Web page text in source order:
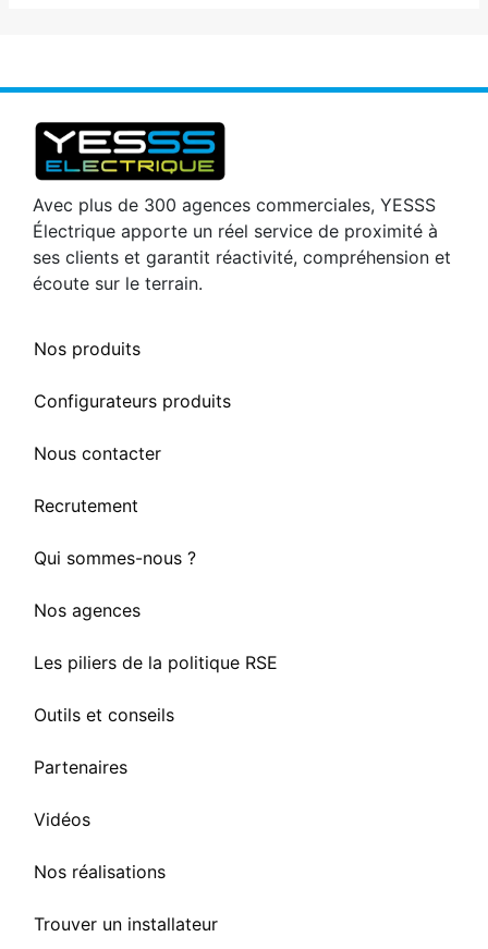
Avec plus de 300 agences commerciales, YESSS
Électrique apporte un réel service de proximité à
ses clients et garantit réactivité, compréhension et
écoute sur le terrain.
Nos produits
Configurateurs produits
Nous contacter
Recrutement
Qui sommes-nous ?
Nos agences
Les piliers de la politique RSE
Outils et conseils
Partenaires
Vidéos
Nos réalisations
Trouver un installateur